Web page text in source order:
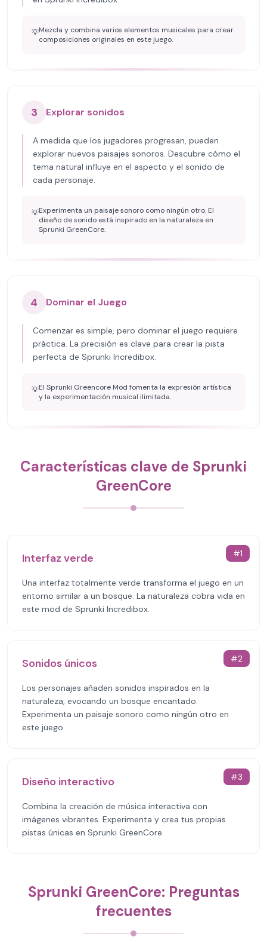
💡Mezcla y combina varios elementos musicales para crear
composiciones originales en este juego.
3 Explorar sonidos
A medida que los jugadores progresan, pueden
explorar nuevos paisajes sonoros. Descubre cómo el
tema natural influye en el aspecto y el sonido de
cada personaje.
💡Experimenta un paisaje sonoro como ningún otro. El
diseño de sonido está inspirado en la naturaleza en
Sprunki GreenCore.
4 Dominar el Juego
Comenzar es simple, pero dominar el juego requiere
práctica. La precisión es clave para crear la pista
perfecta de Sprunki Incredibox.
💡El Sprunki Greencore Mod fomenta la expresión artística
y la experimentación musical ilimitada.
Características clave de Sprunki
GreenCore
#1
Interfaz verde
Una interfaz totalmente verde transforma el juego en un
entorno similar a un bosque. La naturaleza cobra vida en
este mod de Sprunki Incredibox.
#2
Sonidos únicos
Los personajes añaden sonidos inspirados en la
naturaleza, evocando un bosque encantado.
Experimenta un paisaje sonoro como ningún otro en
este juego.
#3
Diseño interactivo
Combina la creación de música interactiva con
imágenes vibrantes. Experimenta y crea tus propias
pistas únicas en Sprunki GreenCore.
Sprunki GreenCore: Preguntas
frecuentes